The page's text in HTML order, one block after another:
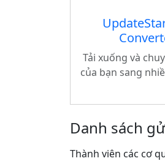
Tải xuống và
của bạn sang
Danh sách
Thành viên các cơ